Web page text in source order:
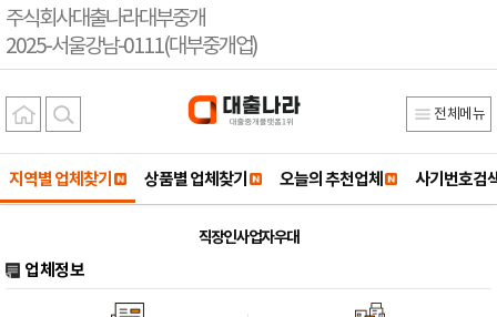
주식회사대출나라대부중개
2025-서울강남-0111(대부중개업)
전체메뉴
지역별 업체찾기 상품별 업체찾기 오늘의 추천업체 사기번호검
직장인 사업자 우대
업체정보